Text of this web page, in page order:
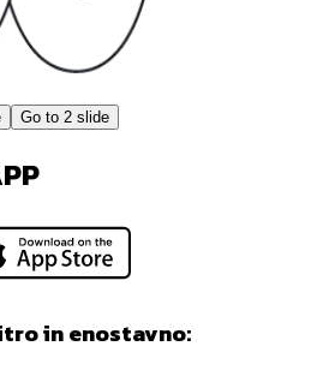
Go to 2 slide
in enostavno: